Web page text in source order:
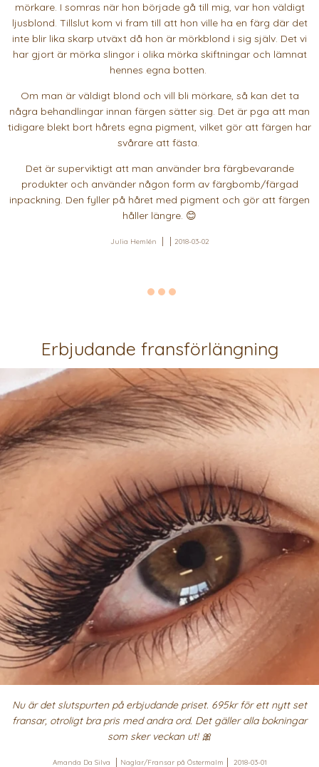
mörkare. I somras när hon började gå till mig, var hon väldigt
ljusblond. Tillslut kom vi fram till att hon ville ha en färg där det
inte blir lika skarp utväxt då hon är mörkblond i sig själv. Det vi
har gjort är mörka slingor i olika mörka skiftningar och lämnat
hennes egna botten.
Om man är väldigt blond och vill bli mörkare, så kan det ta
några behandlingar innan färgen sätter sig. Det är pga att man
tidigare blekt bort hårets egna pigment, vilket gör att färgen har
svårare att fästa.
Det är superviktigt att man använder bra färgbevarande
produkter och använder någon form av färgbomb/färgad
inpackning. Den fyller på håret med pigment och gör att färgen
håller längre. 😊
Julia Hemlén 2018-03-02
Erbjudande fransförlängning
Nu är det slutspurten på erbjudande priset. 695kr för ett nytt set
fransar, otroligt bra pris med andra ord. Det gäller alla bokningar
som sker veckan ut! 🎀
Amanda Da Silva Naglar/Fransar på Östermalm 2018-03-01